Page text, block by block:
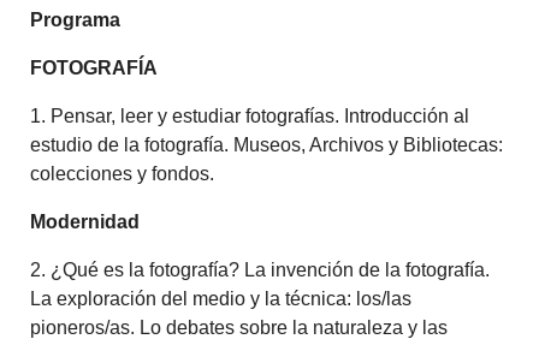
Programa
FOTOGRAFÍA
1. Pensar, leer y estudiar fotografías. Introducción al
estudio de la fotografía. Museos, Archivos y Bibliotecas:
colecciones y fondos.
Modernidad
2. ¿Qué es la fotografía? La invención de la fotografía.
La exploración del medio y la técnica: los/las
pioneros/as. Lo debates sobre la naturaleza y las